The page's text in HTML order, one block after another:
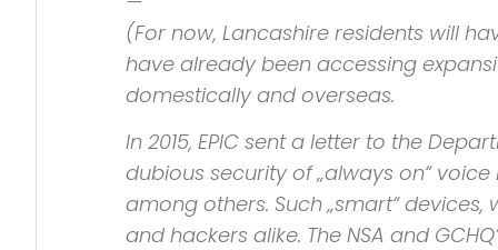
(For now, Lancashire residents will
have already been accessing
domestically and overseas.
In 2015, EPIC sent a letter to the
dubious security of„always on“voice
among others. Such„smart“devices,
and hackers alike. The NSA and